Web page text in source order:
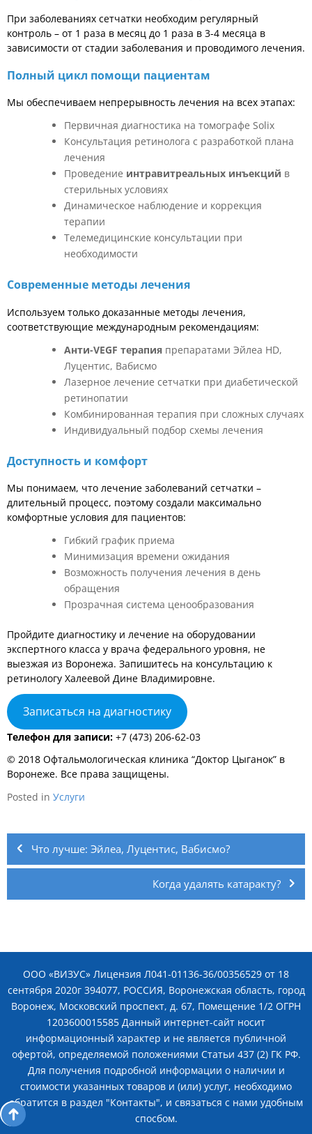
При заболеваниях сетчатки необходим регулярный
контроль – от 1 раза в месяц до 1 раза в 3-4 месяца в
зависимости от стадии заболевания и проводимого лечения.
Полный цикл помощи пациентам
Мы обеспечиваем непрерывность лечения на всех этапах:
Первичная диагностика на томографе Solix
Консультация ретинолога с разработкой плана
лечения
Проведение интравитреальных инъекций в
стерильных условиях
Динамическое наблюдение и коррекция
терапии
Телемедицинские консультации при
необходимости
Современные методы лечения
Используем только доказанные методы лечения,
соответствующие международным рекомендациям:
Анти-VEGF терапия препаратами Эйлеа HD,
Луцентис, Вабисмо
Лазерное лечение сетчатки при диабетической
ретинопатии
Комбинированная терапия при сложных случаях
Индивидуальный подбор схемы лечения
Доступность и комфорт
Мы понимаем, что лечение заболеваний сетчатки –
длительный процесс, поэтому создали максимально
комфортные условия для пациентов:
Гибкий график приема
Минимизация времени ожидания
Возможность получения лечения в день
обращения
Прозрачная система ценообразования
Пройдите диагностику и лечение на оборудовании
экспертного класса у врача федерального уровня, не
выезжая из Воронежа. Запишитесь на консультацию к
ретинологу Халеевой Дине Владимировне.
Записаться на диагностику
Телефон для записи: +7 (473) 206-62-03
© 2018 Офтальмологическая клиника “Доктор Цыганок” в
Воронеже. Все права защищены.
Posted in Услуги
Навигация
по
записям
Что лучше: Эйлеа, Луцентис, Вабисмо?
Когда удалять катаракту?
ООО «ВИЗУС» Лицензия Л041-01136-36/00356529 от 18
сентября 2020г 394077, РОССИЯ, Воронежская область, город
Воронеж, Московский проспект, д. 67, Помещение 1/2 ОГРН
1203600015585 Данный интернет-сайт носит
информационный характер и не является публичной
офертой, определяемой положениями Статьи 437 (2) ГК РФ.
Для получения подробной информации о наличии и
стоимости указанных товаров и (или) услуг, необходимо
обратится в раздел "Контакты", и связаться с нами удобным
спосбом.